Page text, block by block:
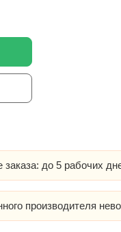
заказа: до 5 рабочих
производителя